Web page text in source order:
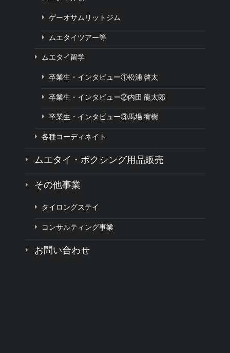
ゲーオサムリットジム
ムエタイツアー等
ムエタイ留学
卒業生・インタビュー①松浦 啓太
卒業生・インタビュー②内田 龍太郎
卒業生・インタビュー③馬場 宥樹
各種コーディネイト
ムエタイ・ボクシング用品販売
その他事業
タイロングステイ
コンサルティング事業
お問い合わせ